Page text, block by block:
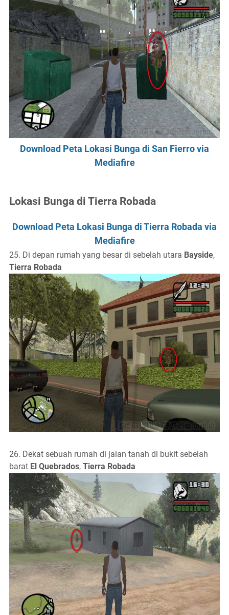
Download Peta Lokasi Bunga di San Fierro via
Mediafire
Lokasi Bunga di Tierra Robada
Download Peta Lokasi Bunga di Tierra Robada via
Mediafire
25. Di depan rumah yang besar di sebelah utara Bayside,
Tierra Robada
26. Dekat sebuah rumah di jalan tanah di bukit sebelah
barat El Quebrados, Tierra Robada